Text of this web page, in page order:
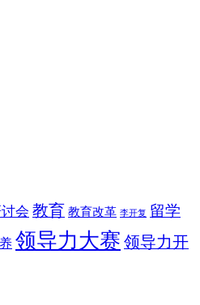
会 教育 教育改革 李开复 留学
领导力大赛 领导力开